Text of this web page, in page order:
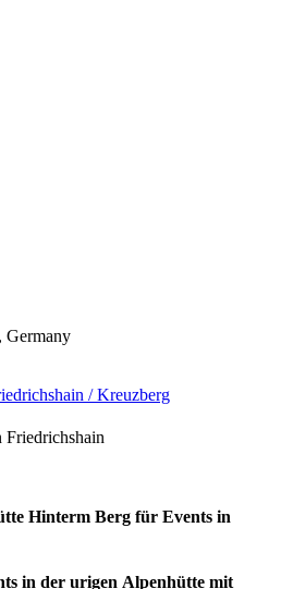
Germany
/ Kreuzberg
Hinterm Berg für Events in
in der urigen Alpenhütte mit